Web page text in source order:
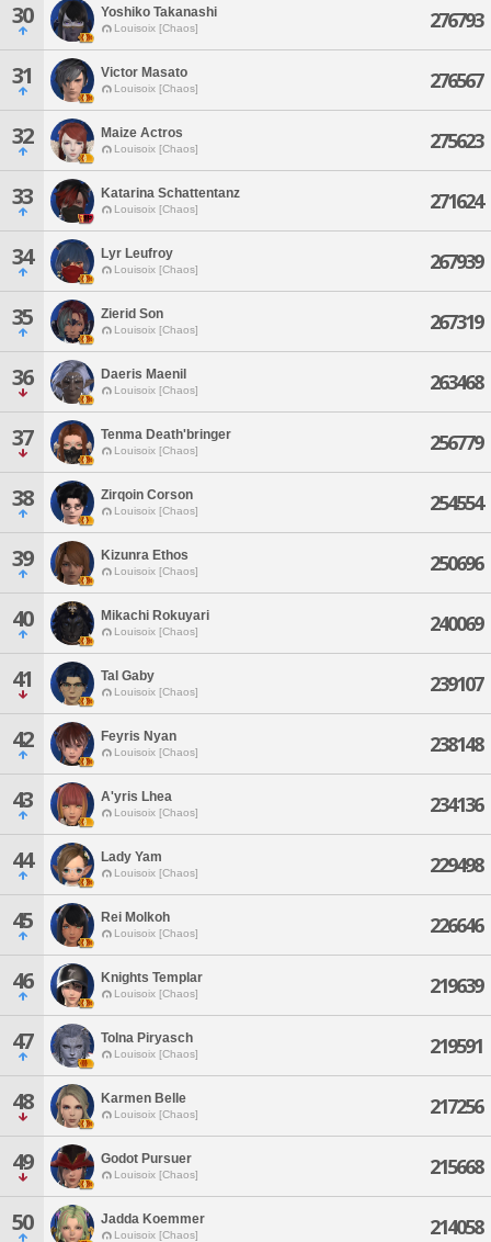
30 Yoshiko Takanashi
Louisoix [Chaos] 276793
31 Victor Masato
Louisoix [Chaos] 276567
32 Maize Actros
Louisoix [Chaos] 275623
33 Katarina Schattentanz
Louisoix [Chaos] 271624
34 Lyr Leufroy
Louisoix [Chaos] 267939
35 Zierid Son
Louisoix [Chaos] 267319
36 Daeris Maenil
Louisoix [Chaos] 263468
37 Tenma Death'bringer
Louisoix [Chaos] 256779
38 Zirqoin Corson
Louisoix [Chaos] 254554
39 Kizunra Ethos
Louisoix [Chaos] 250696
40 Mikachi Rokuyari
Louisoix [Chaos] 240069
41 Tal Gaby
Louisoix [Chaos] 239107
42 Feyris Nyan
Louisoix [Chaos] 238148
43 A'yris Lhea
Louisoix [Chaos] 234136
44 Lady Yam
Louisoix [Chaos] 229498
45 Rei Molkoh
Louisoix [Chaos] 226646
46 Knights Templar
Louisoix [Chaos] 219639
47 Tolna Piryasch
Louisoix [Chaos] 219591
48 Karmen Belle
Louisoix [Chaos] 217256
49 Godot Pursuer
Louisoix [Chaos] 215668
50 Jadda Koemmer
Louisoix [Chaos] 214058